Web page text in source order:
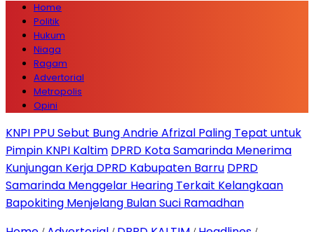
Home
Politik
Hukum
Niaga
Ragam
Advertorial
Metropolis
Opini
KNPI PPU Sebut Bung Andrie Afrizal Paling Tepat untuk
Pimpin KNPI Kaltim DPRD Kota Samarinda Menerima
Kunjungan Kerja DPRD Kabupaten Barru DPRD
Samarinda Menggelar Hearing Terkait Kelangkaan
Bapokiting Menjelang Bulan Suci Ramadhan